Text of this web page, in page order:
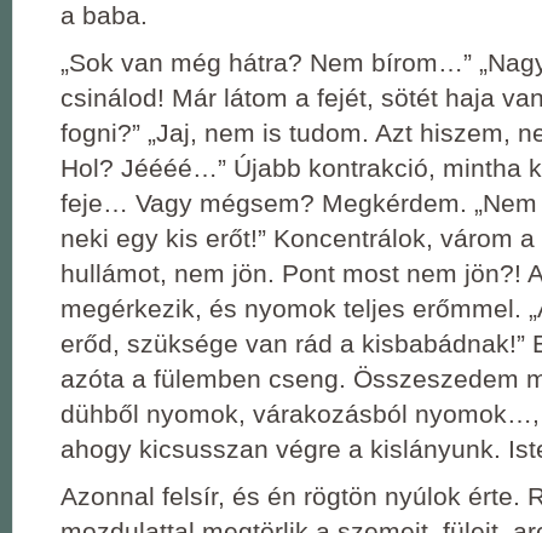
a baba.
„Sok van még hátra? Nem bírom…”
csinálod! Már látom a fejét, sötét haja
fogni?” „Jaj, nem is tudom. Azt hiszem,
Hol? Jéééé…” Újabb kontrakció, mintha
feje… Vagy mégsem? Megkérdem.
neki egy kis erőt!” Koncentrálok, várom
hullámot, nem jön. Pont most nem jön?!
megérkezik, és nyomok teljes erőmmel.
erőd, szüksége van rád a kisbabádnak!”
azóta a fülemben cseng. Összeszedem
dühből nyomok, várakozásból
ahogy kicsusszan végre a kislányunk.
Azonnal felsír, és én rögtön nyúlok érte.